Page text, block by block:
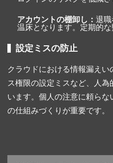
アカウントの棚卸し： 退
温床となります。定期的な
設定ミスの防止
クラウドにおける情報漏え
ス権限の設定ミスなど、人
います。個人の注意に頼ら
の仕組みづくりが重要です。